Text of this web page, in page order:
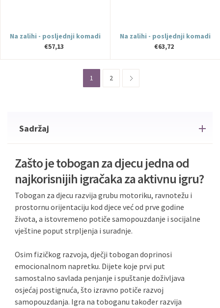
Na zalihi - posljednji komadi
€57,13
Na zalihi - posljednji komadi
€63,72
1 2
Sadržaj
Zašto je tobogan za djecu jedna od
najkorisnijih igračaka za aktivnu igru?
Tobogan za djecu razvija grubu motoriku, ravnotežu i
prostornu orijentaciju kod djece već od prve godine
života, a istovremeno potiče samopouzdanje i socijalne
vještine poput strpljenja i suradnje.
Osim fizičkog razvoja, dječji tobogan doprinosi
emocionalnom napretku. Dijete koje prvi put
samostalno savlada penjanje i spuštanje doživljava
osjećaj postignuća, što izravno potiče razvoj
samopouzdanja. Igra na toboganu također razvija